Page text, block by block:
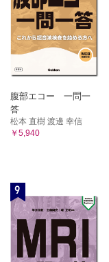
腹部エコー 一問一
答
松本 直樹 渡邊 幸信
￥5,940
9